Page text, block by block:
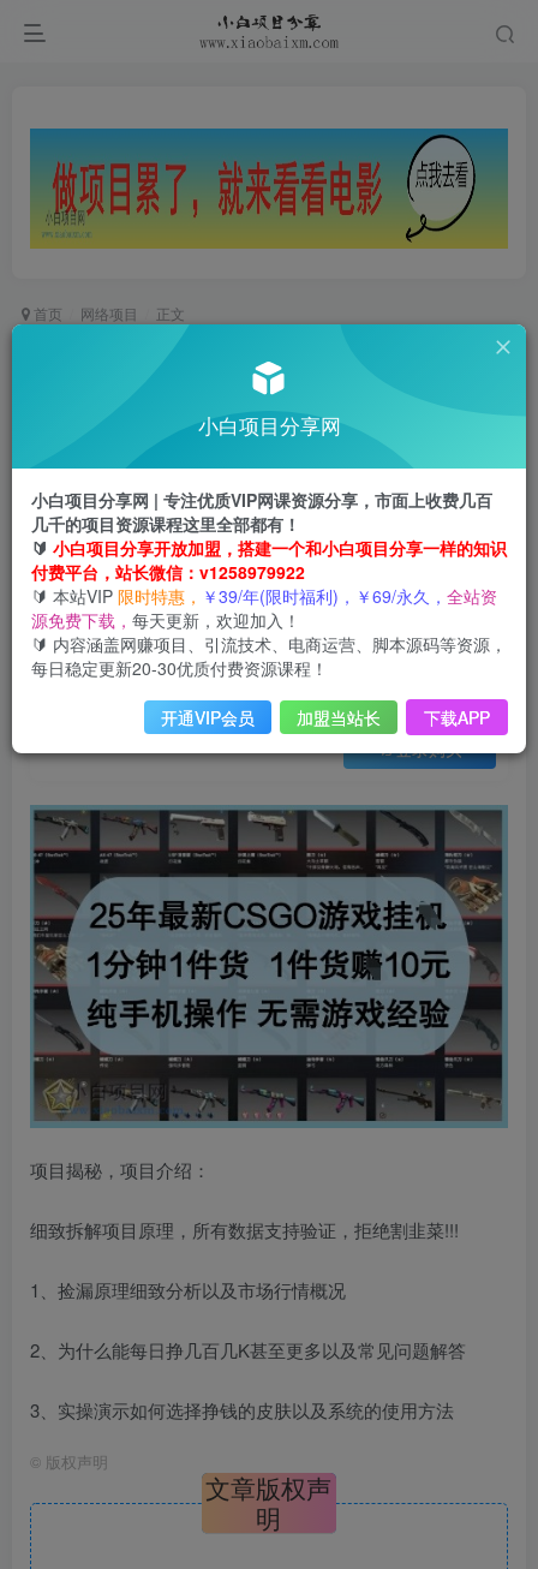
首页 网络项目 正文
25年最新CSGO游戏挂G，1分钟1件货，1件货挣
10元，纯手机操作，无需游戏经验【揭秘】
1年前更新
关注
0 849 24
此内容为会员免费，请付费后查看
云币3 限时特惠
云币 99
年VIP免费 终身VIP会员免费
登录购买
会员免费 已售 22
项目揭秘，项目介绍：
细致拆解项目原理，所有数据支持验证，拒绝割韭菜!!!
1、捡漏原理细致分析以及市场行情概况
2、为什么能每日挣几百几K甚至更多以及常见问题解答
3、实操演示如何选择挣钱的皮肤以及系统的使用方法
© 版权声明
文章版权声
明
小白项目分享网
小白项目分享网 | 专注优质VIP网课资源分享，市面上收费几百
几千的项目资源课程这里全部都有！
🔰 小白项目分享开放加盟，搭建一个和小白项目分享一样的知识
付费平台，站长微信：v1258979922
🔰 本站VIP 限时特惠， ￥39/年(限时福利)，￥69/永久， 全站资
源免费下载， 每天更新，欢迎加入！
🔰 内容涵盖网赚项目、引流技术、电商运营、脚本源码等资源，
每日稳定更新20-30优质付费资源课程！
开通VIP会员 加盟当站长 下载APP